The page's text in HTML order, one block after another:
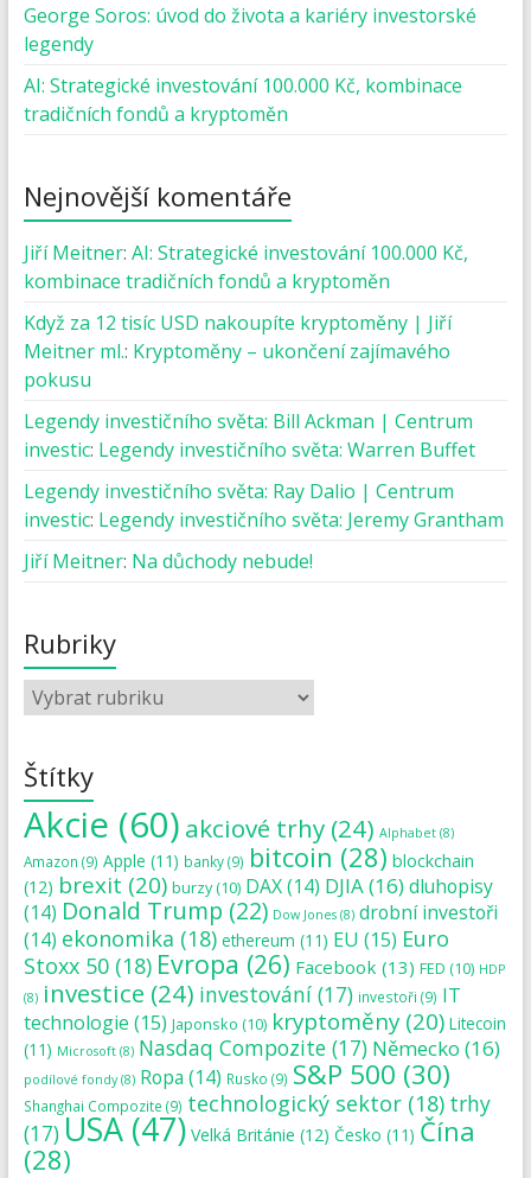
George Soros: úvod do života a kariéry investorské
legendy
AI: Strategické investování 100.000 Kč, kombinace
tradičních fondů a kryptoměn
Nejnovější komentáře
Jiří Meitner: AI: Strategické investování 100.000 Kč,
kombinace tradičních fondů a kryptoměn
Když za 12 tisíc USD nakoupíte kryptoměny | Jiří
Meitner ml.: Kryptoměny – ukončení zajímavého
pokusu
Legendy investičního světa: Bill Ackman | Centrum
investic: Legendy investičního světa: Warren Buffet
Legendy investičního světa: Ray Dalio | Centrum
investic: Legendy investičního světa: Jeremy Grantham
Jiří Meitner: Na důchody nebude!
Rubriky
Štítky
Akcie (60) akciové trhy(24) Alphabet(8)
Amazon (9) Apple (11) banky(9) bitcoin (28) blockchain
(12) brexit (20) burzy(10) DAX(14) DJIA(16)dluhopisy
(14) Donald Trump (22) Dow Jones(8) drobní investoři
(14) ekonomika (18) ethereum (11) EU (15) Euro
Stoxx 50(18) Evropa (26) Facebook (13) FED (10) HDP
(8) investice (24) investování(17) investoři (9) IT
technologie (15) Japonsko (10) kryptoměny(20) Litecoin
(11) Microsoft(8) Nasdaq Compozite(17) Německo (16)
podílové fondy(8) Ropa (14) Rusko (9) S&P 500 (30)
Shanghai Compozite (9) technologický sektor(18) trhy
(17)USA(47) Velká Británie (12) Česko (11) Čína
(28)